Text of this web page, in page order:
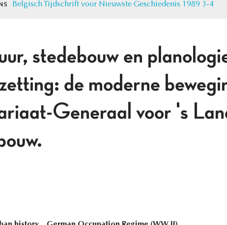
Belgisch Tijdschrift voor Nieuwste Geschiedenis 1989 3-4
stedebouw en
de moderne
Generaal voor 's